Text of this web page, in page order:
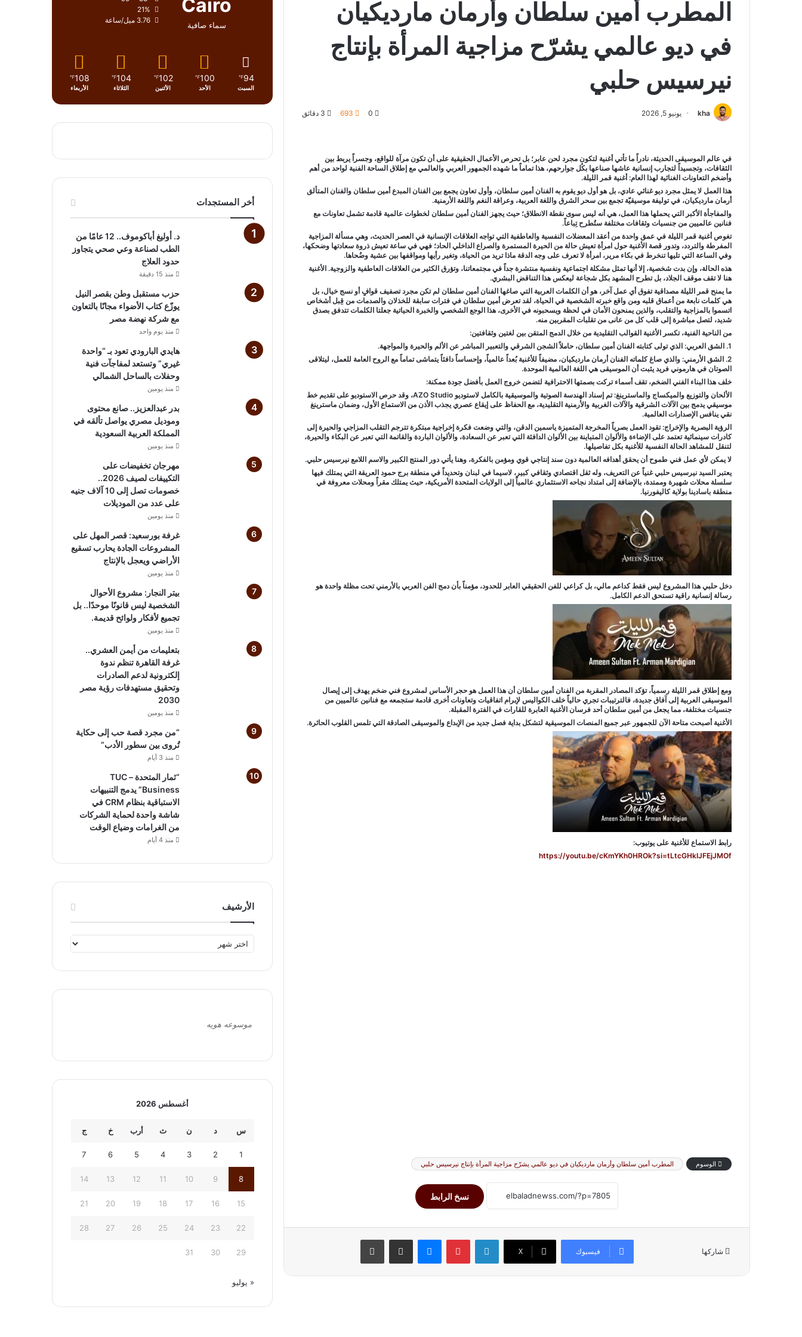
المطرب أمين سلطان وأرمان مارديكيان
في ديو عالمي يشرّح مزاجية المرأة بإنتاج
نيرسيس حلبي
kha يونيو 5, 2026 0
693
في عالم الموسيقى الحديثة، نادراً ما تأتي أغنية لتكون مجرد لحن عابر؛ بل تحرص الأعمال الحقيقية على أن تكون مرآة للواقع، وجسراً يربط بين
الثقافات، وتجسيداً لتجارب إنسانية عاشها صناعها بكُل جوارحهم، هذا تماماً ما شهده الجمهور العربي والعالمي مع إطلاق الساحة الفنية لواحد من أهم
وأضخم التعاونات الغنائية لهذا العام: أغنية قمر الليلة.
هذا العمل لا يمثل مجرد ديو غنائي عادي، بل هو أول ديو يقوم به الفنان أمين سلطان، وأول تعاون يجمع بين الفنان المبدع أمين سلطان والفنان المتألق
أرمان مارديكيان، في توليفة موسيقيّة تجمع بين سحر الشرق واللغة العربية، وعراقة النغم واللغة الأرمنية.
والمفاجأة الأكبر التي يحملها هذا العمل، هي أنه ليس سوى نقطة الانطلاق؛ حيث يجهز الفنان أمين سلطان لخطوات عالمية قادمة تشمل تعاونات مع
فنانين عالميين من جنسيات وثقافات مختلفة ستُطرح تِباعاً.
تغوص أغنية قمر الليلة في عمق واحدة من أعقد المعضلات النفسية والعاطفية التي تواجه العلاقات الإنسانية في العصر الحديث، وهي مسألة المزاجية
المفرطة والتردد، وتدور قصة الأغنية حول امرأة تعيش حالة من الحيرة المستمرة والصراع الداخلي الحاد؛ فهي في ساعة تعيش ذروة سعادتها وضحكها،
وفي الساعة التي تليها تنخرط في بكاء مرير، امرأة لا تعرف على وجه الدقة ماذا تريد من الحياة، وتغير رأيها ومواقفها بين عشية وضُحاها.
هذه الحالة، وإن بدت شخصية، إلا أنها تمثل مشكلة اجتماعية ونفسية منتشرة جداً في مجتمعاتنا، وتؤرق الكثير من العلاقات العاطفية والزوجية. الأغنية
هنا لا تقف موقف الجلاد، بل تطرح المشهد بكل شجاعة ليعكس هذا التناقض البشري.
ما يمنح قمر الليلة مصداقية تفوق أي عمل آخر، هو أن الكلمات العربية التي صاغها الفنان أمين سلطان لم تكن مجرد تصفيف قوافٍ أو نسج خيال، بل
هي كلمات نابعة من أعماق قلبه ومن واقع خبرته الشخصية في الحياة، لقد تعرض أمين سلطان في فترات سابقة للخذلان والصدمات من قِبل أشخاص
اتسموا بالمزاجية والتقلب، والذين يمنحون الأمان في لحظة ويسحبونه في الأخرى، هذا الوجع الشخصي والخبرة الحياتية جعلتا الكلمات تتدفق بصدق
شديد، لتصل مباشرة إلى قلب كل من عانى من تقلبات المقربين منه.
من الناحية الفنية، تكسر الأغنية القوالب التقليدية من خلال الدمج المتقن بين لغتين وثقافتين:
1. الشق العربي: الذي تولى كتابته الفنان أمين سلطان، حاملاً الشجن الشرقي والتعبير المباشر عن الألم والحيرة والمواجهة.
2. الشق الأرمني: والذي صاغ كلماته الفنان أرمان مارديكيان، مضيفاً للأغنية بُعداً عالمياً، وإحساساً دافئاً يتماشى تماماً مع الروح العامة للعمل، ليتلاقى
الصوتان في هارموني فريد يثبت أن الموسيقى هي اللغة العالمية الموحدة.
خلف هذا البناء الفني الضخم، تقف أسماء تركت بصمتها الاحترافية لتضمن خروج العمل بأفضل جودة ممكنة:
الألحان والتوزيع والميكساج والماسترينغ: تم إسناد الهندسة الصوتية والموسيقية بالكامل لاستوديو AZO Studio، وقد حرص الاستوديو على تقديم خط
موسيقي يدمج بين الآلات الشرقية والآلات الغربية والأرمنية التقليدية، مع الحفاظ على إيقاع عصري يجذب الأذن من الاستماع الأول، وضمان ماسترينغ
نقي ينافس الإصدارات العالمية.
الرؤية البصرية والإخراج: تقود العمل بصرياً المخرجة المتميزة ياسمين الدقن، والتي وضعت فكرة إخراجية مبتكرة تترجم التقلب المزاجي والحيرة إلى
كادرات سينمائية تعتمد على الإضاءة والألوان المتباينة بين الألوان الدافئة التي تعبر عن السعادة، والألوان الباردة والقاتمة التي تعبر عن البكاء والحيرة،
لتنقل للمشاهد الحالة النفسية للأغنية بكل تفاصيلها.
لا يمكن لأي عمل فني طموح أن يحقق أهدافه العالمية دون سند إنتاجي قوي ومؤمن بالفكرة، وهنا يأتي دور المنتج الكبير والاسم اللامع نيرسيس حلبي.
يعتبر السيد نيرسيس حلبي غنياً عن التعريف، وله ثقل اقتصادي وثقافي كبير، لاسيما في لبنان وتحديداً في منطقة برج حمود العريقة التي يمتلك فيها
سلسلة محلات شهيرة وممتدة، بالإضافة إلى امتداد نجاحه الاستثماري عالمياً إلى الولايات المتحدة الأمريكية، حيث يمتلك مقراً ومحلات معروفة في
منطقة باسادينا بولاية كاليفورنيا.
دخل حلبي هذا المشروع ليس فقط كداعم مالي، بل كراعي للفن الحقيقي العابر للحدود، مؤمناً بأن دمج الفن العربي بالأرمني تحت مظلة واحدة هو
رسالة إنسانية راقية تستحق الدعم الكامل.
ومع إطلاق قمر الليلة رسمياً، تؤكد المصادر المقربة من الفنان أمين سلطان أن هذا العمل هو حجر الأساس لمشروع فني ضخم يهدف إلى إيصال
الموسيقى العربية إلى آفاق جديدة، فالترتيبات تجري حالياً خلف الكواليس لإبرام اتفاقيات وتعاونات أخرى قادمة ستجمعه مع فنانين عالميين من
جنسيات مختلفة، مما يجعل من أمين سلطان أحد فرسان الأغنية العابرة للقارات في الفترة المقبلة.
الأغنية أصبحت متاحة الآن للجمهور عبر جميع المنصات الموسيقية لتشكل بداية فصل جديد من الإبداع والموسيقى الصادقة التي تلمس القلوب الحائرة.
رابط الاستماع للأغنية على يوتيوب:
https://youtu.be/cKmYKh0HROk?si=tLtcGHkIJFEjJMOf
الوسوم المطرب أمين سلطان وأرمان مارديكيان في ديو عالمي يشرّح مزاجية المرأة بإنتاج نيرسيس حلبي
نسخ الرابط
شاركها فيسبوك ‫X
لينكدإن بينتيريست
Cairo
سماء صافية
21%
3.76 ميل/ساعة
94
℉
السبت
100
℉
الأحد
102
℉
الأثنين
104
℉
الثلاثاء
108
℉
الأربعاء
أخر المستجدات
د. أوليغ أباكوموف.. 12 عامًا من
الطب لصناعة وعي صحي يتجاوز
حدود العلاج
منذ 15 دقيقة
حزب مستقبل وطن بقصر النيل
يوزّع كتاب الأضواء مجانًا بالتعاون
مع شركة نهضة مصر
منذ يوم واحد
هايدي البارودي تعود بـ “واحدة
غيري” وتستعد لمفاجآت فنية
وحفلات بالساحل الشمالي
منذ يومين
بدر عبدالعزيز.. صانع محتوى
وموديل مصري يواصل تألقه في
المملكة العربية السعودية
منذ يومين
مهرجان تخفيضات على
التكييفات لصيف 2026..
خصومات تصل إلى 10 آلاف جنيه
على عدد من الموديلات
منذ يومين
غرفة بورسعيد: قصر المهل على
المشروعات الجادة يحارب تسقيع
الأراضي ويعجل بالإنتاج
منذ يومين
بيتر النجار: مشروع الأحوال
الشخصية ليس قانونًا موحدًا.. بل
تجميع لأفكار ولوائح قديمة.
منذ يومين
بتعليمات من أيمن العشري..
غرفة القاهرة تنظم ندوة
إلكترونية لدعم الصادرات
وتحقيق مستهدفات رؤية مصر
2030
منذ يومين
“من مجرد قصة حب إلى حكاية
تُروى بين سطور الأدب”
منذ 3 أيام
“ثمار المتحدة – TUC
Business” يدمج التنبيهات
الاستباقية بنظام CRM في
شاشة واحدة لحماية الشركات
من الغرامات وضياع الوقت
منذ 4 أيام
الأرشيف
ل
ش
موسوعه هويه
أغسطس 2026
س د ن ث أرب خ ج
1
2
3
4
5
6
7
8
9
10
11
12
13
14
15
16
17
18
19
20
21
22
23
24
25
26
27
28
29
30
31
« يوليو